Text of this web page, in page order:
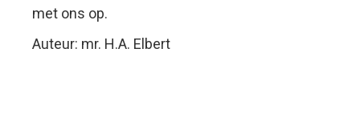
met ons op.
Auteur: mr. H.A. Elbert